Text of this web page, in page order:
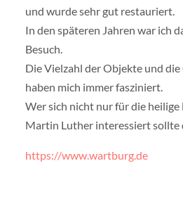
und wurde sehr gut restauriert.
In den späteren Jahren war ich
Besuch.
Die Vielzahl der Objekte und
haben mich immer fasziniert.
Wer sich nicht nur für die
Martin Luther interessiert sollte
https://www.wartburg.de